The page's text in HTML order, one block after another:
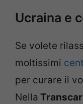
Ucraina e
Se volete
moltissimi
per curare il
Nella